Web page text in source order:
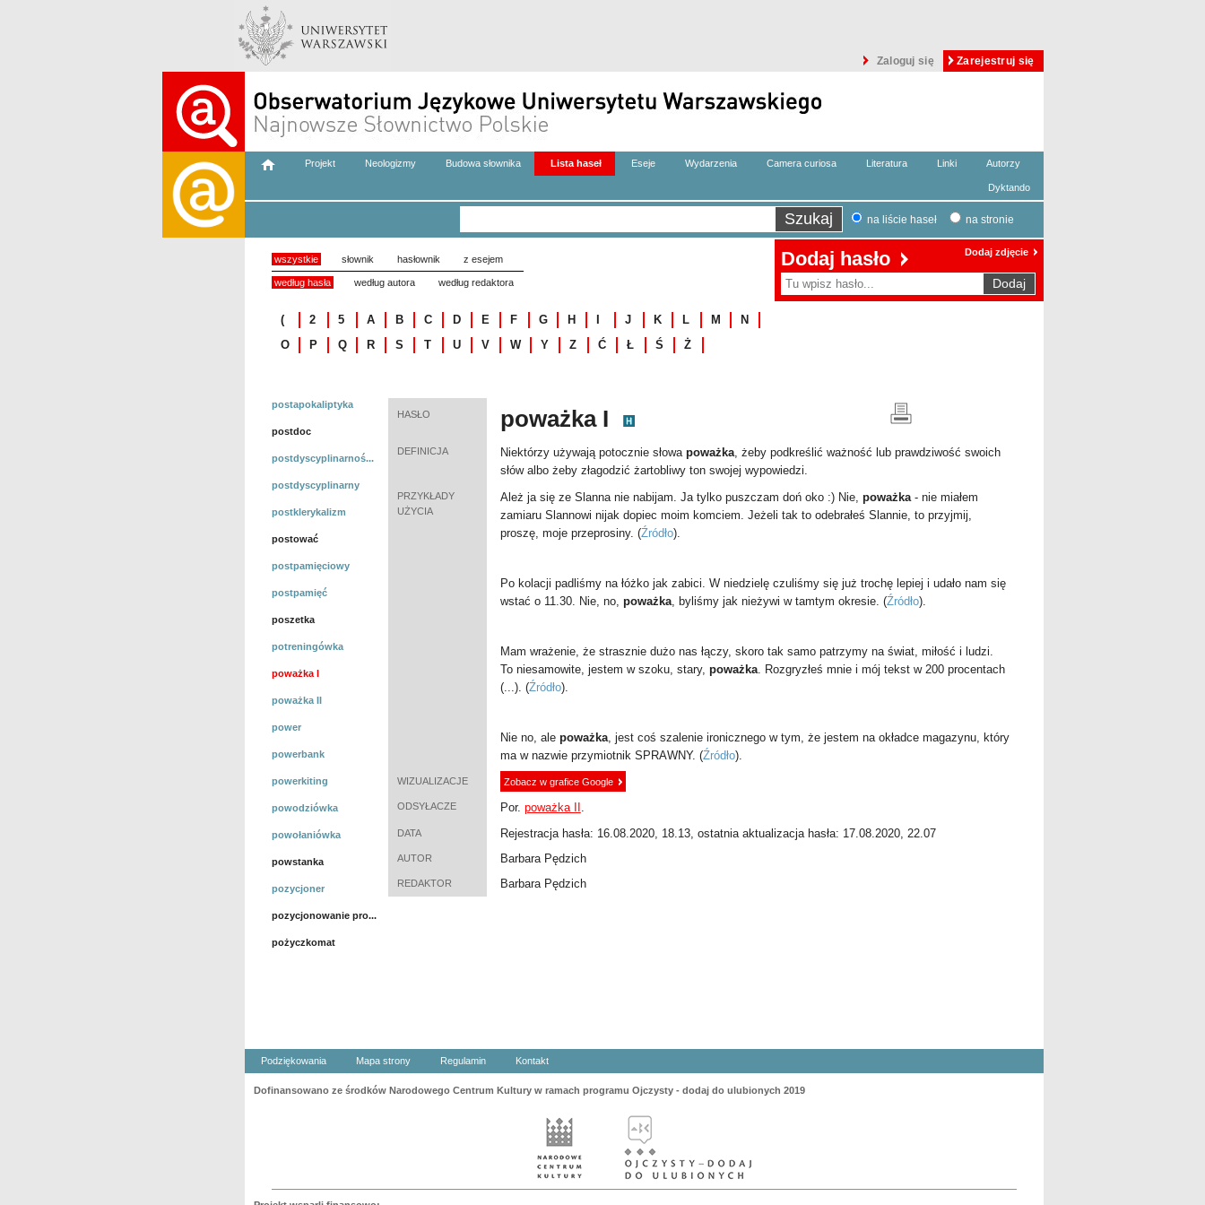
Zaloguj się Zarejestruj się
Projekt Neologizmy Budowa słownika Lista haseł Eseje Wydarzenia Camera curiosa Literatura Linki Autorzy
Dyktando
na liście haseł na stronie
wszystkie słownik hasłownik z esejem
według hasła według autora według redaktora
( 2 5 A B C D E F G H J K L M
N
O
P Q R S T U V W Y Z Ć Ł Ś Ż
Dodaj hasło Dodaj zdjęcie
postapokaliptyka
postdoc
postdyscyplinarnoś...
postdyscyplinarny
postklerykalizm
postować
postpamięciowy
postpamięć
poszetka
potreningówka
poważka I
poważka II
power
powerbank
powerkiting
powodziówka
powołaniówka
powstanka
pozycjoner
pozycjonowanie pro...
pożyczkomat
HASŁO poważka I
DEFINICJA Niektórzy używają potocznie słowa poważka, żeby podkreślić ważność lub prawdziwość swoich
słów albo żeby złagodzić żartobliwy ton swojej wypowiedzi.
PRZYKŁADY
UŻYCIA
Ależ ja się ze Slanna nie nabijam. Ja tylko puszczam doń oko :) Nie, poważka- nie miałem
zamiaru Slannowi nijak dopiec moim komciem. Jeżeli tak to odebrałeś Slannie, to przyjmij,
proszę, moje przeprosiny. (Źródło).
Po kolacji padliśmy na łóżko jak zabici. W niedzielę czuliśmy się już trochę lepiej i udało nam się
wstać o 11.30. Nie, no, poważka, byliśmy jak nieżywi w tamtym okresie. (Źródło).
Mam wrażenie, że strasznie dużo nas łączy, skoro tak samo patrzymy na świat, miłość i ludzi.
To niesamowite, jestem w szoku, stary, poważka. Rozgryzłeś mnie i mój tekst w 200 procentach
(...). (Źródło).
Nie no, ale poważka, jest coś szalenie ironicznego w tym, że jestem na okładce magazynu, który
ma w nazwie przymiotnik SPRAWNY. (Źródło).
WIZUALIZACJE Zobacz w grafice Google
ODSYŁACZE Por. poważka II .
DATA Rejestracja hasła: 16.08.2020, 18.13, ostatnia aktualizacja hasła: 17.08.2020, 22.07
AUTOR Barbara Pędzich
REDAKTOR Barbara Pędzich
Podziękowania Mapa strony Regulamin Kontakt
Dofinansowano ze środków Narodowego Centrum Kultury w ramach programu Ojczysty - dodaj do ulubionych 2019